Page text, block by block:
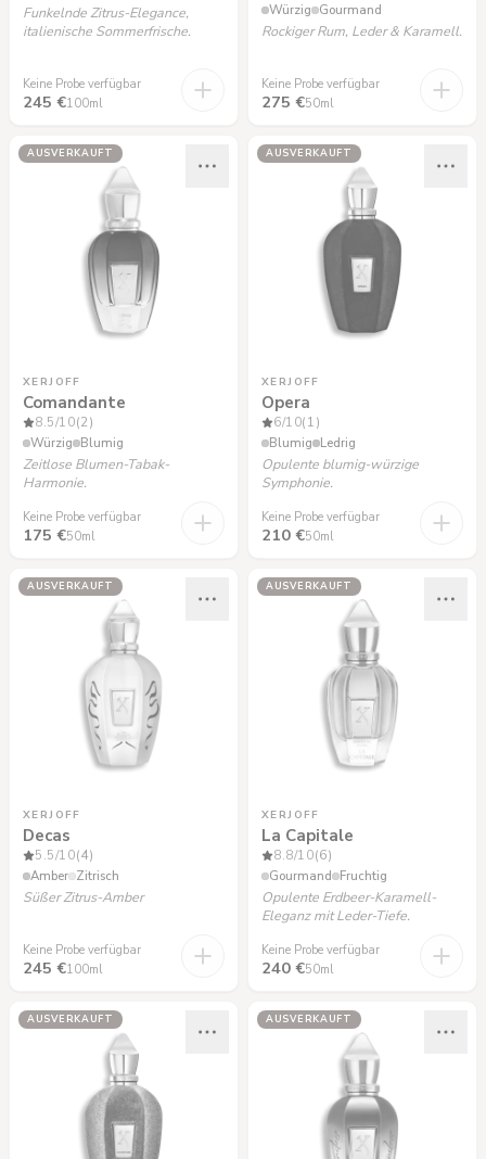
Funkelnde Zitrus-Elegance,
italienische Sommerfrische.
Keine Probe verfügbar
245 €100ml
Würzig Gourmand
Rockiger Rum, Leder & Karamell.
Keine Probe verfügbar
275 €50ml
AUSVERKAUFT
XERJOFF
Comandante
8.5/10(2)
Würzig Blumig
Zeitlose Blumen-Tabak-
Harmonie.
Keine Probe verfügbar
175 €50ml
AUSVERKAUFT
XERJOFF
Opera
6/10(1)
Blumig Ledrig
Opulente blumig-würzige
Symphonie.
Keine Probe verfügbar
210 €50ml
AUSVERKAUFT
XERJOFF
Decas
5.5/10(4)
Amber Zitrisch
Süßer Zitrus-Amber
Keine Probe verfügbar
245 €100ml
AUSVERKAUFT
XERJOFF
La Capitale
8.8/10(6)
Gourmand Fruchtig
Opulente Erdbeer-Karamell-
Eleganz mit Leder-Tiefe.
Keine Probe verfügbar
240 €50ml
AUSVERKAUFT AUSVERKAUFT